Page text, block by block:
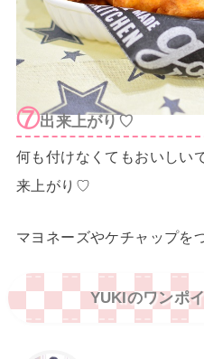
⑦出来上がり♡
何も付けなくてもおいしい
来上がり♡
マヨネーズやケチャップを
YUKIのワンポ